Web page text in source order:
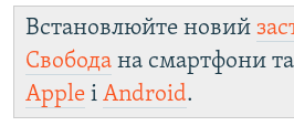
Встановлюйте новий
Свобода на смартфони
Apple і Android.